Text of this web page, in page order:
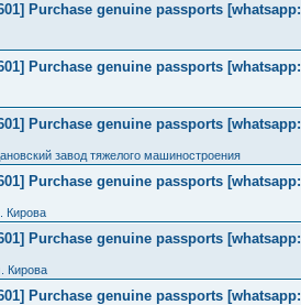
Purchase genuine passports [whatsapp:
Purchase genuine passports [whatsapp:
Purchase genuine passports [whatsapp:
завод тяжелого машиностроения
Purchase genuine passports [whatsapp:
Purchase genuine passports [whatsapp:
Кирова
Purchase genuine passports [whatsapp: